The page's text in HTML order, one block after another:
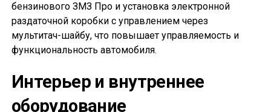
бензинового ЗМЗ Про и установка электронной
раздаточной коробки с управлением через
мультитач-шайбу, что повышает управляемость и
функциональность автомобиля.
Интерьер и внутреннее
оборудование